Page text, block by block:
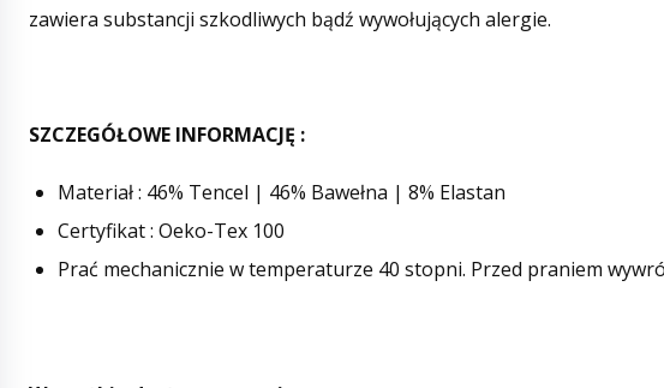
zawiera substancji szkodliwych bądź wywołujących alergie.
SZCZEGÓŁOWE INFORMACJĘ :
Materiał : 46% Tencel | 46% Bawełna | 8% Elastan
Certyfikat : Oeko-Tex 100
Prać mechanicznie w temperaturze 40 stopni. Przed praniem